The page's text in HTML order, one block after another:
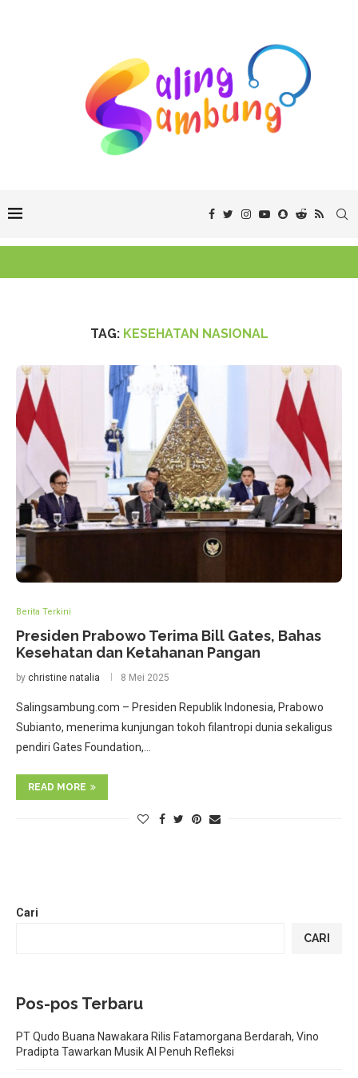
TAG: KESEHATAN NASIONAL
Berita Terkini
Presiden Prabowo Terima Bill Gates, Bahas
Kesehatan dan Ketahanan Pangan
by christine natalia 8 Mei 2025
Salingsambung.com – Presiden Republik Indonesia, Prabowo
Subianto, menerima kunjungan tokoh filantropi dunia sekaligus
pendiri Gates Foundation,…
READ MORE
Cari
CARI
Pos-pos Terbaru
PT Qudo Buana Nawakara Rilis Fatamorgana Berdarah, Vino
Pradipta Tawarkan Musik AI Penuh Refleksi